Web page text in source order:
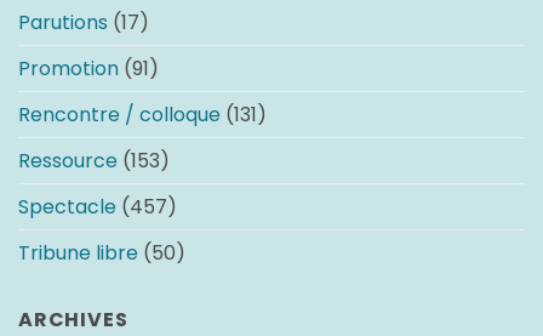
Parutions (17)
Promotion (91)
Rencontre / colloque (131)
Ressource (153)
Spectacle (457)
Tribune libre (50)
ARCHIVES